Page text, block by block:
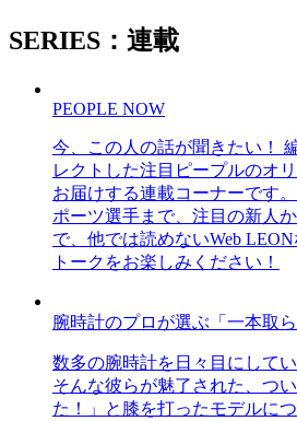
SERIES：連載
PEOPLE NOW
今、この人の話が聞きたい！
レクトした注目ピープルのオ
お届けする連載コーナーです
ポーツ選手まで、注目の新人
で、他では読めないWeb
トークをお楽しみください！
腕時計のプロが選ぶ「一本取ら
数多の腕時計を日々目にして
そんな彼らが魅了された、つ
た！」と膝を打ったモデルに